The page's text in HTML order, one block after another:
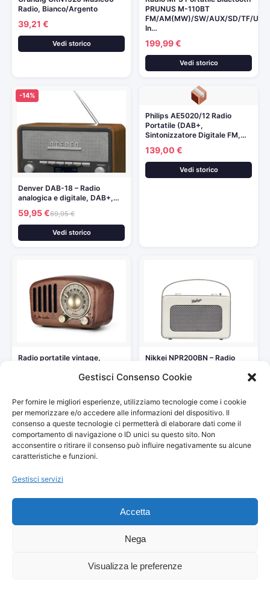
Gestisci Consenso Cookie
Per fornire le migliori esperienze, utilizziamo tecnologie come i cookie
per memorizzare e/o accedere alle informazioni del dispositivo. Il
consenso a queste tecnologie ci permetterà di elaborare dati come il
comportamento di navigazione o ID unici su questo sito. Non
acconsentire o ritirare il consenso può influire negativamente su alcune
caratteristiche e funzioni.
Gestisci servizi
Accetta
Nega
Visualizza le preferenze
Radio, Bianco/Argento
39,21 €
Vedi storico
PRUNUS M-110BT
FM/AM(MW)/SW/AUX/SD/TF/USB.
In…
199,99 €
Vedi storico
-14%
Denver DAB-18 – Radio
analogica e digitale, DAB+,…
59,95 €69,95 €
Vedi storico
Philips AE5020/12 Radio
Portatile (DAB+,
Sintonizzatore Digitale FM,…
139,00 €
Vedi storico
Radio portatile vintage,
Vedi storico
Nikkei NPR200BN – Radio
39,95 €
Vedi storico
© 2026Arredamento Vintage, Retrò
Partecipante al Programma di Affiliazione Amazon EU, un programma
potrebbero variare. Verifica sempre il prezzo finale su Amazon prima
© 2026 Danilo Franceschini — Via Amiterno, 40 — 00183 Roma — C.F.